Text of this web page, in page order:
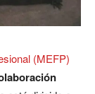
(MEFP)